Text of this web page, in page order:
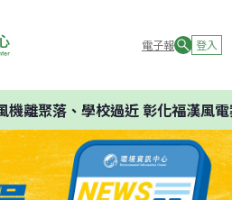
電子報 登入
離聚落、學校過近 彰化福漢風電